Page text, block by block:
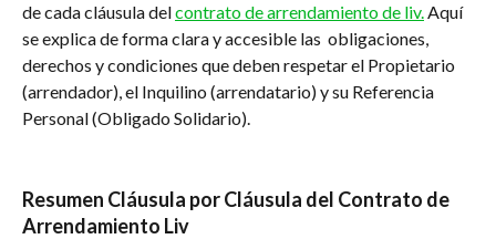
de cada cláusula del contrato de arrendamiento de liv. Aquí
se explica de forma clara y accesible las  obligaciones,
derechos y condiciones que deben respetar el Propietario
(arrendador), el Inquilino (arrendatario) y su Referencia
Personal (Obligado Solidario).
Resumen Cláusula por Cláusula del Contrato de
Arrendamiento Liv